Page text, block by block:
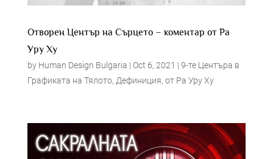
Отворен Център на Сърцето – коментар от Ра
Уру Ху
by Human Design Bulgaria | Oct 6, 2021 | 9-те Центъра в
Графиката на Тялото, Дефиниция, от Ра Уру Ху